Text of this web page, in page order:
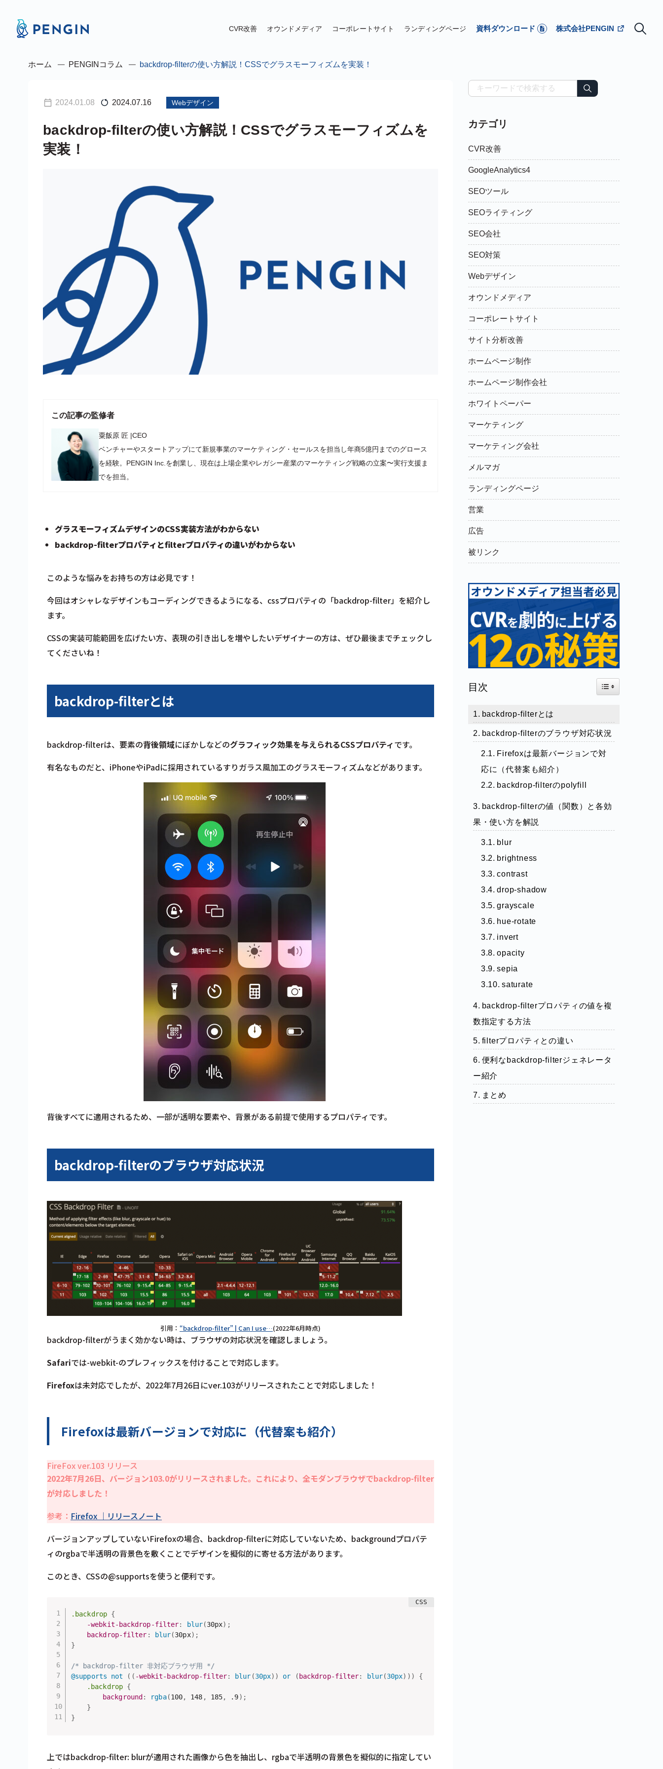
CVR改善 オウンドメディア コーポレートサイト ランディングページ 資料ダウンロード 株式会社PENGIN
ホーム PENGINコラム backdrop-filterの使い方解説！CSSでグラスモーフィズムを実装！
2024.01.08 2024.07.16 Webデザイン
backdrop-filterの使い方解説！CSSでグラスモーフィズムを
実装！
この記事の監修者
粟飯原 匠 |CEO
ベンチャーやスタートアップにて新規事業のマーケティング・セールスを担当し年商5億円までのグロース
を経験。PENGIN Inc.を創業し、現在は上場企業やレガシー産業のマーケティング戦略の立案〜実行支援ま
でを担当。
グラスモーフィズムデザインのCSS実装方法がわからない
backdrop-filterプロパティとfilterプロパティの違いがわからない
このような悩みをお持ちの方は必見です！
今回はオシャレなデザインもコーディングできるようになる、cssプロパティの「backdrop-filter」を紹介し
ます。
CSSの実装可能範囲を広げたい方、表現の引き出しを増やしたいデザイナーの方は、ぜひ最後までチェックし
てくださいね！
backdrop-filterとは
backdrop-filterは、要素の背後領域にぼかしなどのグラフィック効果を与えられるCSSプロパティです。
有名なものだと、iPhoneやiPadに採用されているすりガラス風加工のグラスモーフィズムなどがあります。
背後すべてに適用されるため、一部が透明な要素や、背景がある前提で使用するプロパティです。
backdrop-filterのブラウザ対応状況
引用： “backdrop-filter” | Can I use…(2022年6月時点)
backdrop-filterがうまく効かない時は、ブラウザの対応状況を確認しましょう。
Safariでは-webkit-のプレフィックスを付けることで対応します。
Firefoxは未対応でしたが、 2022年7月26日にver.103がリリースされたことで対応しました！
Firefoxは最新バージョンで対応に（代替案も紹介）
FireFox ver.103 リリース
2022年7月26日、バージョン103.0がリリースされました。これにより、全モダンブラウザでbackdrop-filter
が対応しました！
参考： Firefox ｜リリースノート
バージョンアップしていないFirefoxの場合、backdrop-filterに対応していないため、backgroundプロパテ
ィのrgbaで半透明の背景色を敷くことでデザインを擬似的に寄せる方法があります。
このとき、CSSの@supportsを使うと便利です。
.backdrop {
-webkit-backdrop-filter: blur(30px) ;
backdrop-filter : blur(30px) ;
}
/* backdrop-filter 非対応ブラウザ用 */
@supports not ( ( -webkit-backdrop-filter: blur (30px) ) or ( backdrop-filter: blur(30px) ) )
{
.backdrop {
background : rgba(100, 148 , 185, .9) ;
}
}
上ではbackdrop-filter: blurが適用された画像から色を抽出し、rgbaで半透明の背景色を擬似的に指定してい
カテゴリ
CVR改善
GoogleAnalytics4
SEOツール
SEOライティング
SEO会社
SEO対策
Webデザイン
オウンドメディア
コーポレートサイト
サイト分析改善
ホームページ制作
ホームページ制作会社
ホワイトペーパー
マーケティング
マーケティング会社
メルマガ
ランディングページ
営業
広告
被リンク
目次 Toggle Table of
backdrop-filterとは
backdrop-filterのブラウザ対応状況
Firefoxは最新バージョンで対
応に（代替案も紹介）
backdrop-filterのpolyfill
backdrop-filterの値（関数）と各効
果・使い方を解説
blur
brightness
contrast
drop-shadow
grayscale
hue-rotate
invert
opacity
sepia
saturate
backdrop-filterプロパティの値を複
数指定する方法
filterプロパティとの違い
便利なbackdrop-filterジェネレータ
ー紹介
まとめ